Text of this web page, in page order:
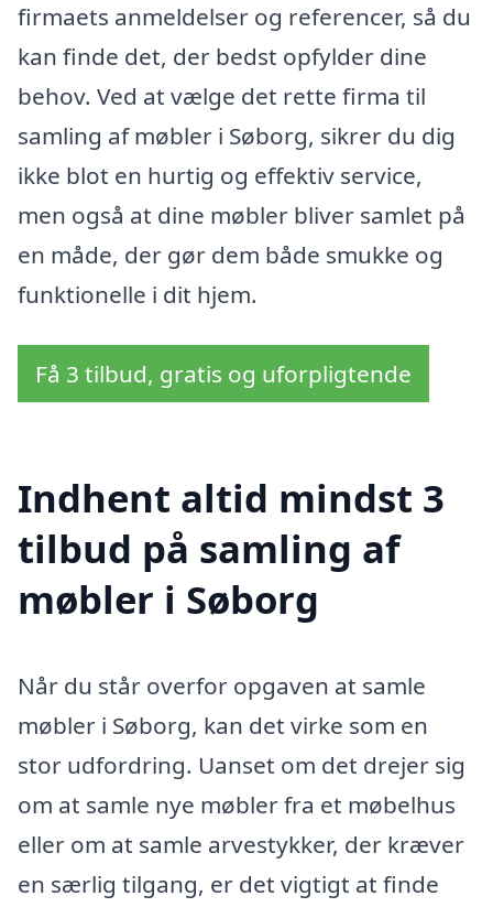
firmaets anmeldelser og referencer, så du
kan finde det, der bedst opfylder dine
behov. Ved at vælge det rette firma til
samling af møbler i Søborg, sikrer du dig
ikke blot en hurtig og effektiv service,
men også at dine møbler bliver samlet på
en måde, der gør dem både smukke og
funktionelle i dit hjem.
Få 3 tilbud, gratis og uforpligtende
Indhent altid mindst 3
tilbud på samling af
møbler i Søborg
Når du står overfor opgaven at samle
møbler i Søborg, kan det virke som en
stor udfordring. Uanset om det drejer sig
om at samle nye møbler fra et møbelhus
eller om at samle arvestykker, der kræver
en særlig tilgang, er det vigtigt at finde